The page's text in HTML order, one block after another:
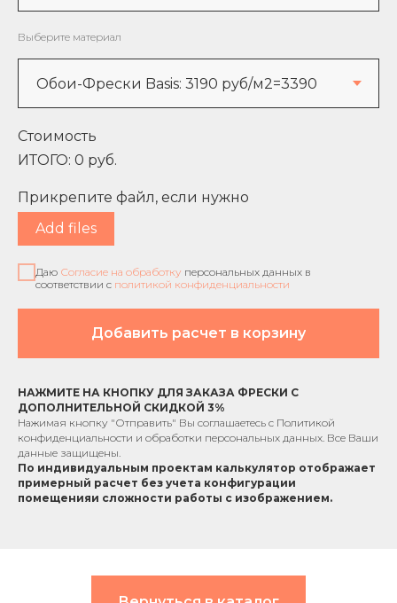
Выберите материал
Стоимость
ИТОГО: 0 руб.
Прикрепите файл, если нужно
Add files
Даю Согласие на обработку персональных данных в
соответствии с политикой конфиденциальности
Добавить расчет в корзину
НАЖМИТЕ НА КНОПКУ ДЛЯ ЗАКАЗА ФРЕСКИ С
ДОПОЛНИТЕЛЬНОЙ СКИДКОЙ 3%
Нажимая кнопку "Отправить" Вы соглашаетесь с Политикой
конфиденциальности и обработки персональных данных. Все Ваши
данные защищены.
По индивидуальным проектам калькулятор отображает
примерный расчет без учета конфигурации
помещенияи сложности работы с изображением.